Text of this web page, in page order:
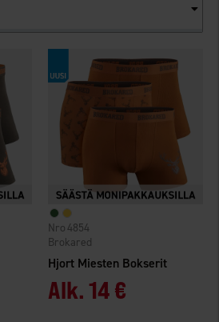
Hjort Miesten Bokserit
Brokared
4854
Alk. 14 €